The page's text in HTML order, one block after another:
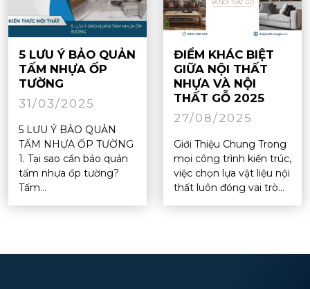
5 LƯU Ý BẢO QUẢN
TẤM NHỰA ỐP
TƯỜNG
31/03/2025
5 LƯU Ý BẢO QUẢN
TẤM NHỰA ỐP TƯỜNG
1. Tại sao cần bảo quản
tấm nhựa ốp tường?
Tấm...
ĐIỂM KHÁC BIỆT
GIỮA NỘI THẤT
NHỰA VÀ NỘI
THẤT GỖ 2025
27/08/2025
Giới Thiệu Chung Trong
mọi công trình kiến trúc,
việc chọn lựa vật liệu nội
thất luôn đóng vai trò...